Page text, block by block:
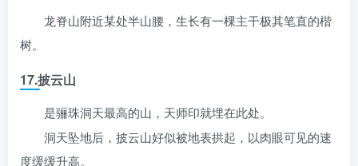
龙脊山附近某处半山腰，生长有一棵主干极其笔直的楷
树。
17.披云山
是骊珠洞天最高的山，天师印就埋在此处。
洞天坠地后，披云山好似被地表拱起，以肉眼可见的速
度缓缓升高。